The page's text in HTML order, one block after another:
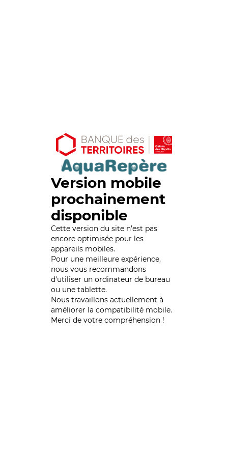
Version mobile
prochainement
disponible
Cette version du site n’est pas
encore optimisée pour les
appareils mobiles.
Pour une meilleure expérience,
nous vous recommandons
d'utiliser un ordinateur de bureau
ou une tablette.
Nous travaillons actuellement à
améliorer la compatibilité mobile.
Merci de votre compréhension !